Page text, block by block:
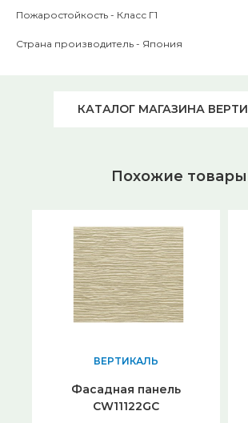
Пожаростойкость - Класс Г1
Страна производитель - Япония
КАТАЛОГ МАГАЗИНА
Похожие товары
ВЕРТИКАЛЬ
Фасадная панель
CW11122GC